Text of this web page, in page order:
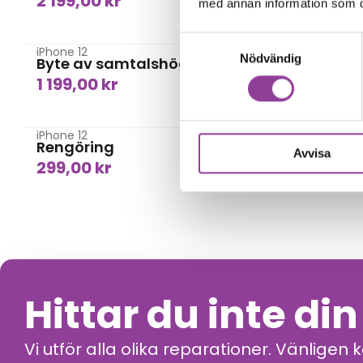
med annan information som
Nödvändig
Avvisa
iPhone 12
Byte av samtalshögtalare
1 199,00kr
Byte av
iPhone 12
Rengöring
299,00kr
iPhone 12
899,00
Hittar du inte
Vi utför alla olika reparationer. Vänligen